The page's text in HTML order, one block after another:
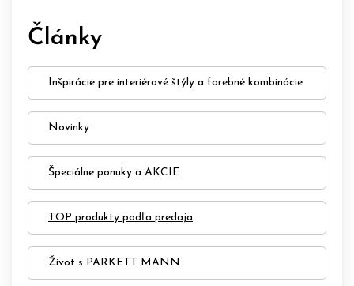
Články
Inšpirácie pre interiérové štýly a farebné kombinácie
Novinky
Špeciálne ponuky a AKCIE
TOP produkty podľa predaja
Život s PARKETT MANN